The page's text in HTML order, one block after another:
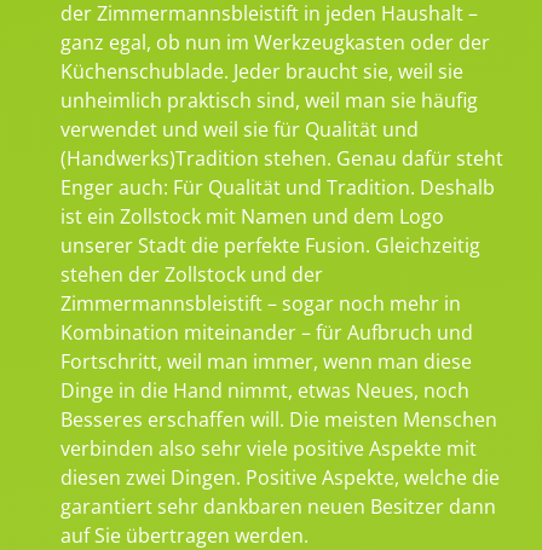
der Zimmermannsbleistift in jeden Haushalt –
ganz egal, ob nun im Werkzeugkasten oder der
Küchenschublade. Jeder braucht sie, weil sie
unheimlich praktisch sind, weil man sie häufig
verwendet und weil sie für Qualität und
(Handwerks)Tradition stehen. Genau dafür steht
Enger auch: Für Qualität und Tradition. Deshalb
ist ein Zollstock mit Namen und dem Logo
unserer Stadt die perfekte Fusion. Gleichzeitig
stehen der Zollstock und der
Zimmermannsbleistift – sogar noch mehr in
Kombination miteinander – für Aufbruch und
Fortschritt, weil man immer, wenn man diese
Dinge in die Hand nimmt, etwas Neues, noch
Besseres erschaffen will. Die meisten Menschen
verbinden also sehr viele positive Aspekte mit
diesen zwei Dingen. Positive Aspekte, welche die
garantiert sehr dankbaren neuen Besitzer dann
auf Sie übertragen werden.